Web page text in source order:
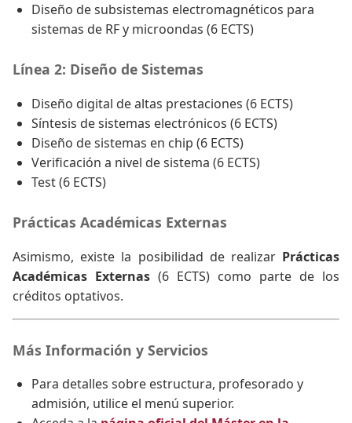
Diseño de subsistemas electromagnéticos para
sistemas de RF y microondas (6 ECTS)
Línea 2: Diseño de Sistemas
Diseño digital de altas prestaciones (6 ECTS)
Síntesis de sistemas electrónicos (6 ECTS)
Diseño de sistemas en chip (6 ECTS)
Verificación a nivel de sistema (6 ECTS)
Test (6 ECTS)
Prácticas Académicas Externas
Asimismo, existe la posibilidad de realizar Prácticas
Académicas Externas (6 ECTS) como parte de los
créditos optativos.
Más Información y Servicios
Para detalles sobre estructura, profesorado y
admisión, utilice el menú superior.